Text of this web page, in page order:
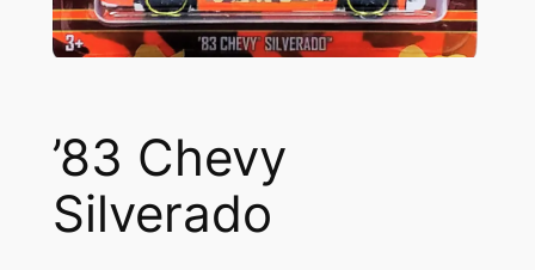
’83 Chevy
Silverado